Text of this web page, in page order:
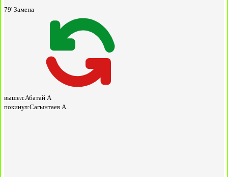
79' Замена
вышел:Абатай А
покинул:Сагынтаев А